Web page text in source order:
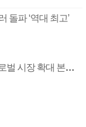
돌파 ‘역대 최고’
사상최대 거래 실적 낸 부산콘텐츠마켓, 글로벌 시장 확대 본격화